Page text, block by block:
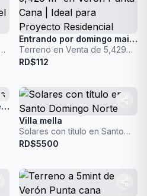
Entrando por domingo maiz calle del hospital publico a uno 500 metros detrás. Por la avenida Barcelo a unos 900 metros. Entrando por mTeirosa.
Terreno en Venta de 5,429
m² en Verón Punta Cana |
RD$112
Calle principal entrada de hato nuevo, después de la bomba, residencial brugal
Villa mella
Solares con título en Santo
Domingo Norte
RD$5500